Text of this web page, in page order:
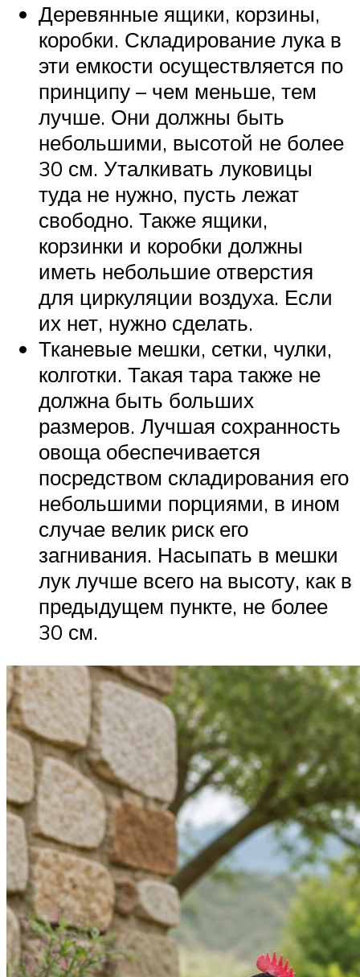
Деревянные ящики, корзины,
коробки. Складирование лука в
эти емкости осуществляется по
принципу – чем меньше, тем
лучше. Они должны быть
небольшими, высотой не более
30 см. Уталкивать луковицы
туда не нужно, пусть лежат
свободно. Также ящики,
корзинки и коробки должны
иметь небольшие отверстия
для циркуляции воздуха. Если
их нет, нужно сделать.
Тканевые мешки, сетки, чулки,
колготки. Такая тара также не
должна быть больших
размеров. Лучшая сохранность
овоща обеспечивается
посредством складирования его
небольшими порциями, в ином
случае велик риск его
загнивания. Насыпать в мешки
лук лучше всего на высоту, как в
предыдущем пункте, не более
30 см.